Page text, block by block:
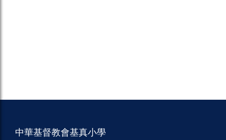
中華基督教會基真小學